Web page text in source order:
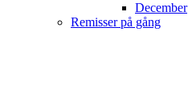
December
Remisser på gång